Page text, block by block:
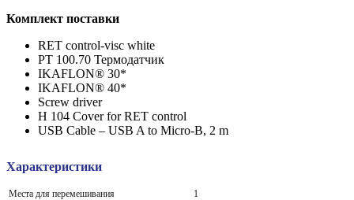
Комплект поставки
RET control-visc white
PT 100.70 Термодатчик
IKAFLON® 30*
IKAFLON® 40*
Screw driver
H 104 Cover for RET control
USB Cable – USB A to Micro-B, 2 m
Характеристики
Места для перемешивания
1